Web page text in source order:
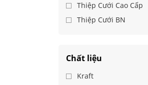
Thiệp Cưới Cao Cấp
Thiệp Cưới BN
Chất liệu
Kraft